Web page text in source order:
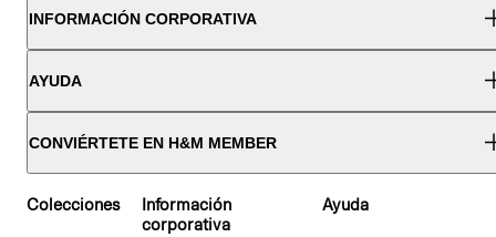
INFORMACIÓN CORPORATIVA
AYUDA
CONVIÉRTETE EN H&M MEMBER
Colecciones
Información
corporativa
Ayuda